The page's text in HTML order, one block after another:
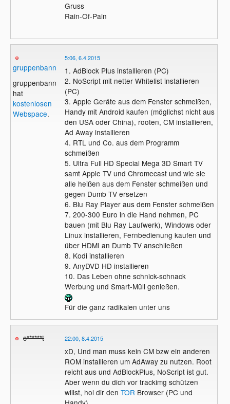
Gruss
Rain-Of-Pain
gruppenbann
gruppenbann
hat
kostenlosen
Webspace.
5:06, 6.4.2015
1. AdBlock Plus installieren (PC)
2. NoScript mit netter Whitelist installieren
(PC)
3. Apple Geräte aus dem Fenster schmeißen,
Handy mit Android kaufen (möglichst nicht aus
den USA oder China), rooten, CM installieren,
Ad Away installieren
4. RTL und Co. aus dem Programm
schmeißen
5. Ultra Full HD Special Mega 3D Smart TV
samt Apple TV und Chromecast und wie sie
alle heißen aus dem Fenster schmeißen und
gegen Dumb TV ersetzen
6. Blu Ray Player aus dem Fenster schmeißen
7. 200-300 Euro in die Hand nehmen, PC
bauen (mit Blu Ray Laufwerk), Windows oder
Linux installieren, Fernbedienung kaufen und
über HDMI an Dumb TV anschließen
8. Kodi installieren
9. AnyDVD HD installieren
10. Das Leben ohne schnick-schnack
Werbung und Smart-Müll genießen.
Für die ganz radikalen unter uns
c******t 22:00, 8.4.2015
xD, Und man muss kein CM bzw ein anderen
ROM installieren um AdAway zu nutzen. Root
reicht aus und AdBlockPlus, NoScript ist gut.
Aber wenn du dich vor trackimg schützen
willst, hol dir den TOR Browser (PC und